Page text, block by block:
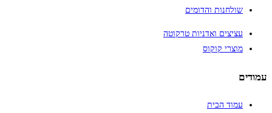
שולחנות והדומים
עציצים ואדניות טרקוטה
מוצרי קוקוס
עמודים
עמוד הבית